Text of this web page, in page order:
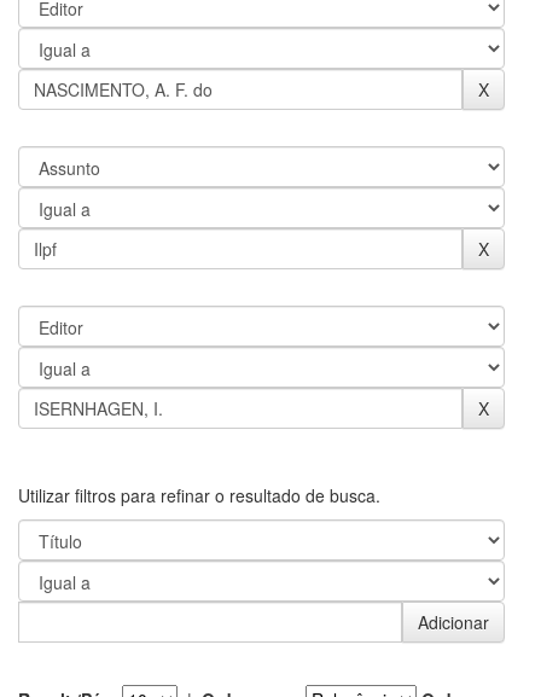
Utilizar filtros para refinar o resultado de busca.